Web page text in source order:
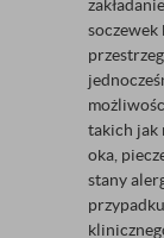
takich jak
oka,
stany